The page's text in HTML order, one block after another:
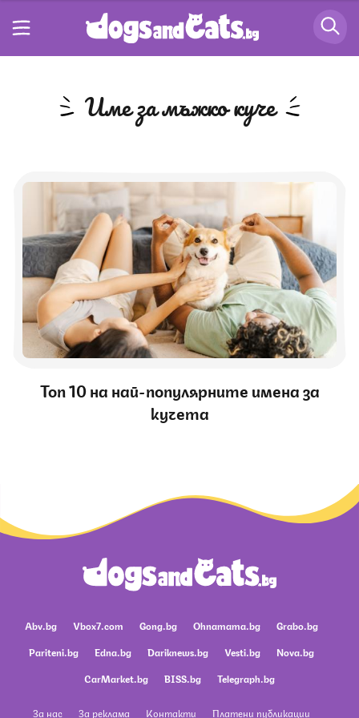
име за мъжко куче
Топ 10 на най-популярните имена за
кучета
Abv.bg Vbox7.com Gong.bg Ohnamama.bg
Grabo.bg
Pariteni.bg
Edna.bg Dariknews.bg Vesti.bg
Nova.bg
CarMarket.bg
BISS.bg Telegraph.bg
За нас За реклама Контакти Платени публикации